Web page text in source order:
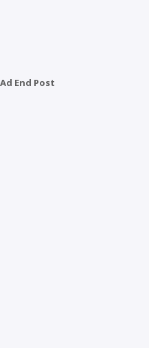
Ad End Post